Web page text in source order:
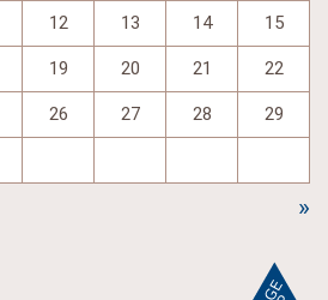
12 13 14 15
19 20 21 22
26 27 28 29
»